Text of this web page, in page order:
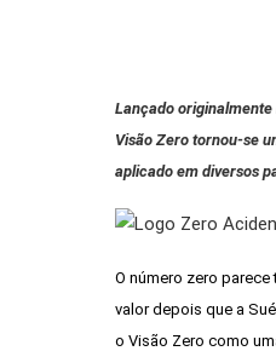
Lançado originalmente
Visão Zero tornou-se
aplicado em diversos
O número zero
valor depois que a
o Visão Zero como